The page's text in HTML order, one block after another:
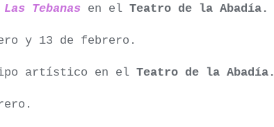
Las Tebanas en el Teatro de la Abadía.
y 13 de febrero.
artístico en elTeatro de la Abadía.